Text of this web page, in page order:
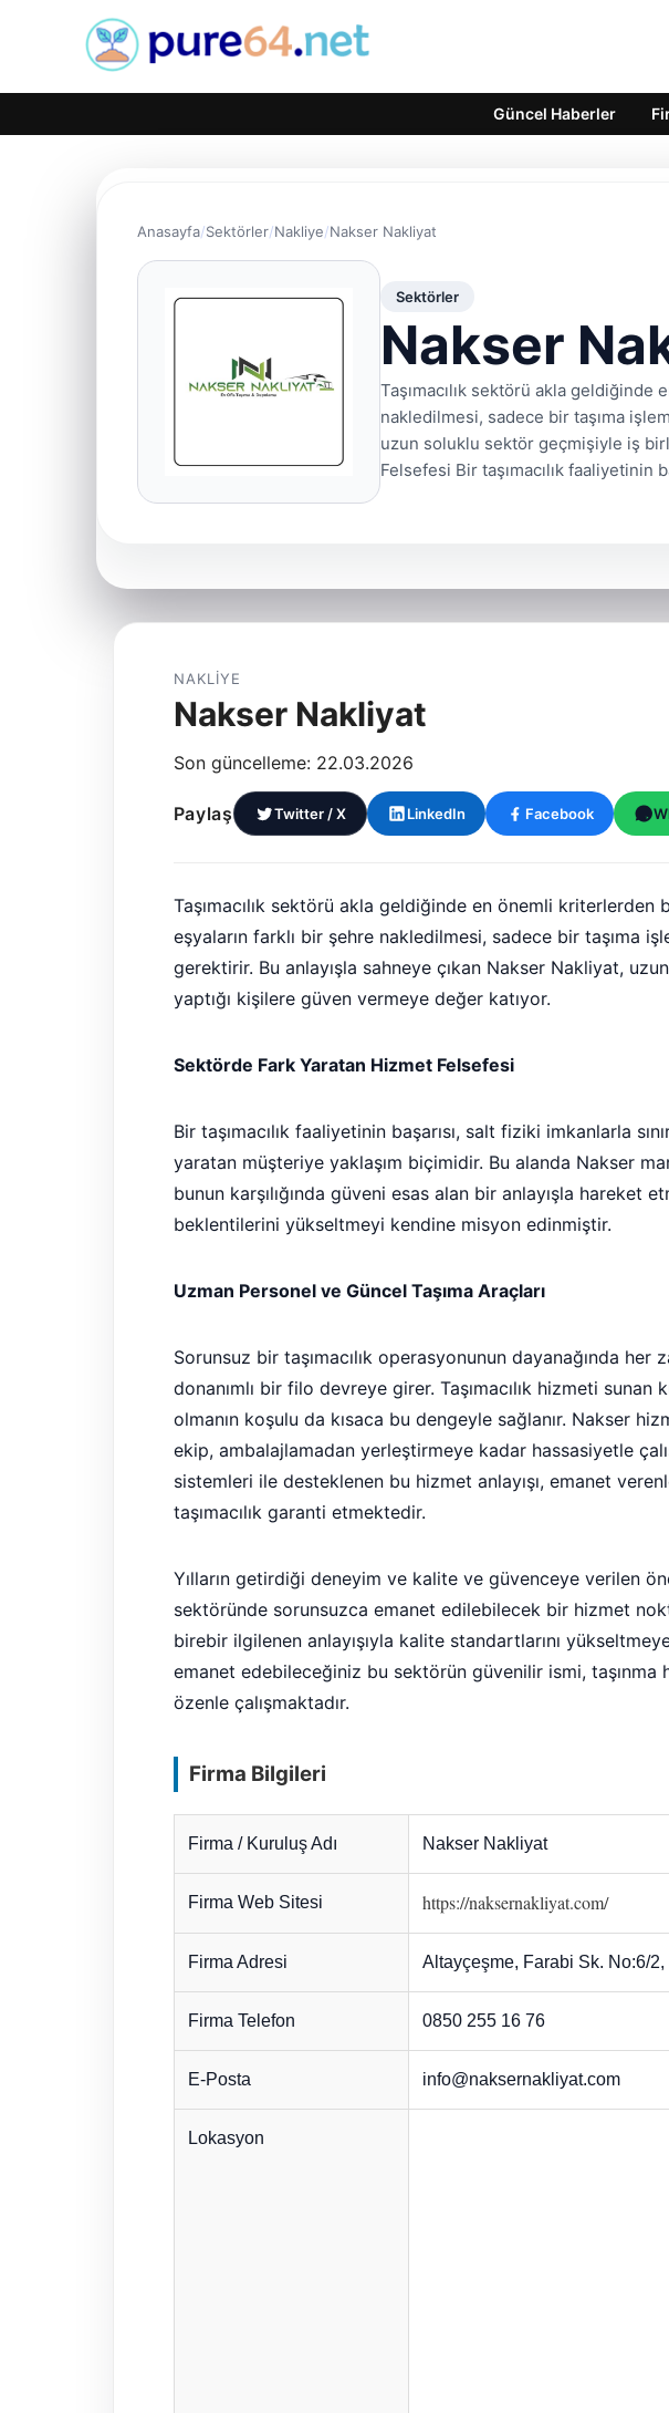
Güncel Haberler
Anasayfa Sektörler Nakliye Nakser Nakliyat
Sektörler
Nakser
Taşımacılık sektörü akla
nakledilmesi, sadece bir taşıma
uzun soluklu sektör geçmişiyle iş
Felsefesi Bir taşımacılık faaliyetinin
NAKLIYE
Nakser Nakliyat
Son güncelleme: 22.03.2026
Paylaş Twitter / X LinkedIn Facebook
Taşımacılık sektörü akla geldiğinde en önemli
eşyaların farklı bir şehre nakledilmesi, sadece bir taşıma
gerektirir. Bu anlayışla sahneye çıkan Nakser Nakliyat,
yaptığı kişilere güven vermeye değer katıyor.
Sektörde Fark Yaratan Hizmet Felsefesi
Bir taşımacılık faaliyetinin başarısı, salt fiziki imkanlarla
yaratan müşteriye yaklaşım biçimidir. Bu alanda Nakser
bunun karşılığında güveni esas alan bir anlayışla hareket
beklentilerini yükseltmeyi kendine misyon edinmiştir.
Uzman Personel ve Güncel Taşıma Araçları
Sorunsuz bir taşımacılık operasyonunun dayanağında
donanımlı bir filo devreye girer. Taşımacılık hizmeti sunan
olmanın koşulu da kısaca bu dengeyle sağlanır. Nakser
ekip, ambalajlamadan yerleştirmeye kadar hassasiyetle
sistemleri ile desteklenen bu hizmet anlayışı, emanet
taşımacılık garanti etmektedir.
Yılların getirdiği deneyim ve kalite ve güvenceye verilen
sektöründe sorunsuzca emanet edilebilecek bir hizmet
birebir ilgilenen anlayışıyla kalite standartlarını
emanet edebileceğiniz bu sektörün güvenilir ismi, taşınma
özenle çalışmaktadır.
Firma Bilgileri
Firma / Kuruluş Adı Nakser Nakliyat
Firma Web Sitesi https://naksernakliyat.com/
Firma Adresi Altayçeşme, Farabi Sk. No:6/
Firma Telefon 0850 255 16 76
E-Posta info@naksernakliyat.com
Lokasyon